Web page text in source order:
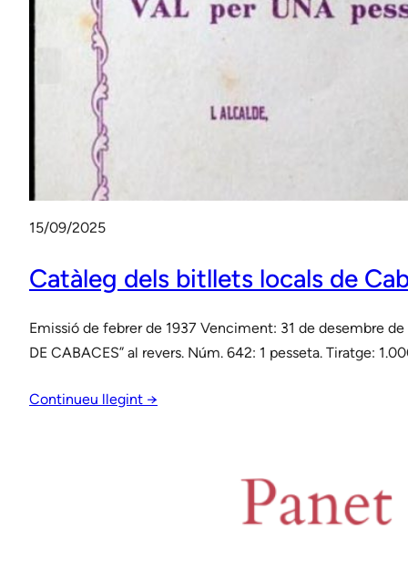
15/09/2025
Catàleg dels bitllets locals de
Emissió de febrer de 1937 Venciment: 31 de desembre
DE CABACES” al revers. Núm. 642: 1 pesseta. Tiratge:
Continueu llegint →